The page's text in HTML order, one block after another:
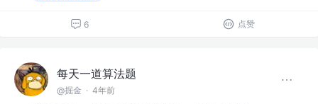
6 点赞
每天一道算法题
@掘金 · 4年前